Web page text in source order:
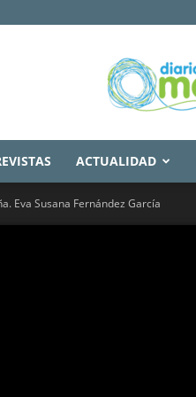
ACTUALIDAD
Eva Susana Fernández García